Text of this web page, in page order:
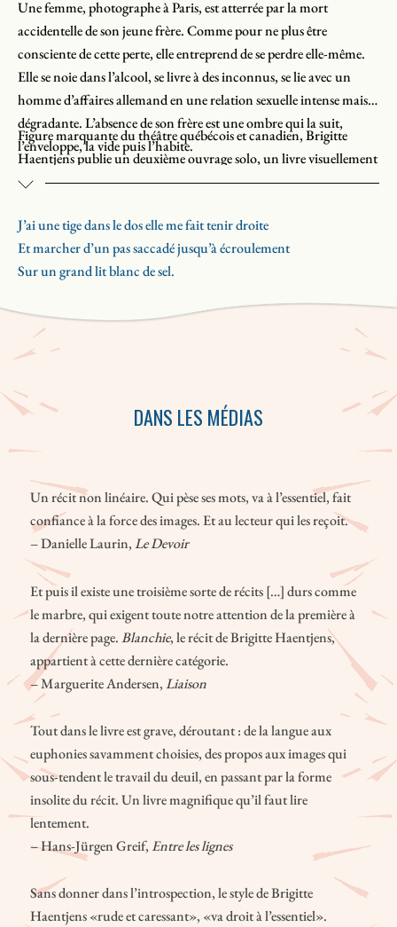
Une femme, photographe à Paris, est atterrée par la mort
accidentelle de son jeune frère. Comme pour ne plus être
consciente de cette perte, elle entreprend de se perdre elle-même.
Elle se noie dans l’alcool, se livre à des inconnus, se lie avec un
homme d’affaires allemand en une relation sexuelle intense mais
dégradante. L’absence de son frère est une ombre qui la suit,
l’enveloppe, la vide puis l’habite.
Figure marquante du théâtre québécois et canadien, Brigitte
Haentjens publie un deuxième ouvrage solo, un livre visuellement
et formellement intrigant. La mise en page découpe comme de la
photos d’Angelo Barsetti accompagne le texte. Le récit est réduit à
l’essentiel : un regard en surface qui fait ressentir un désarroi en
profondeur.
«Récit troué» : c’est le genre que donne l’auteure à ce portrait
dénudé, qui s’interdit l’introspection, s’en tient à la surface des
actes et des êtres. Son tour de force : faire sentir une intense
présence au cœur d’une intense absence.
J’ai une tige dans le dos elle me fait tenir droite
Et marcher d’un pas saccadé jusqu’à écroulement
Sur un grand lit blanc de sel.
DANS LES MÉDIAS
Un récit non linéaire. Qui pèse ses mots, va à l’essentiel, fait
confiance à la force des images. Et au lecteur qui les reçoit.
– Danielle Laurin,Le Devoir
Et puis il existe une troisième sorte de récits […] durs comme
le marbre, qui exigent toute notre attention de la première à
la dernière page.Blanchie, le récit de Brigitte Haentjens,
appartient à cette dernière catégorie.
– Marguerite Andersen,Liaison
Tout dans le livre est grave, déroutant : de la langue aux
euphonies savamment choisies, des propos aux images qui
sous-tendent le travail du deuil, en passant par la forme
insolite du récit. Un livre magnifique qu’il faut lire
lentement.
– Hans-Jürgen Greif,Entre les lignes
Sans donner dans l’introspection, le style de Brigitte
Haentjens «rude et caressant», «va droit à l’essentiel».